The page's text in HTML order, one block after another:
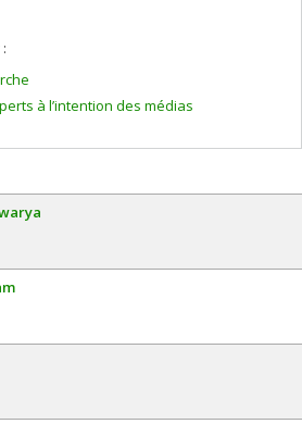
à l’intention des médias